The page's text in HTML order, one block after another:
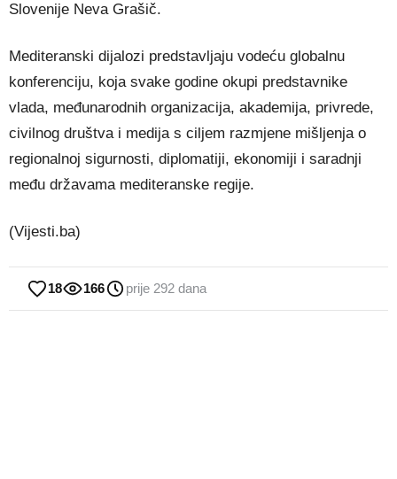
Slovenije Neva Grašič.
Mediteranski dijalozi predstavljaju vodeću globalnu
konferenciju, koja svake godine okupi predstavnike
vlada, međunarodnih organizacija, akademija, privrede,
civilnog društva i medija s ciljem razmjene mišljenja o
regionalnoj sigurnosti, diplomatiji, ekonomiji i saradnji
među državama mediteranske regije.
(Vijesti.ba)
18 166 prije 292 dana